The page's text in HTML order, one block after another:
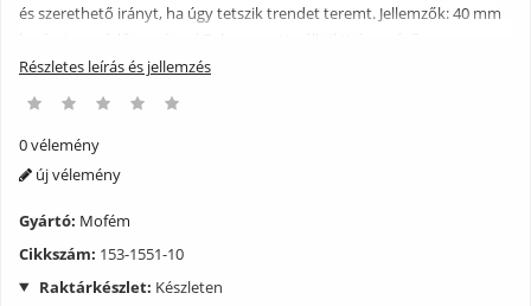
és szerethető irányt, ha úgy tetszik trendet teremt. Jellemzők: 40 mm
Részletes leírás és jellemzés
0 vélemény
új vélemény
Gyártó: Mofém
Cikkszám: 153-1551-10
Raktárkészlet: Készleten